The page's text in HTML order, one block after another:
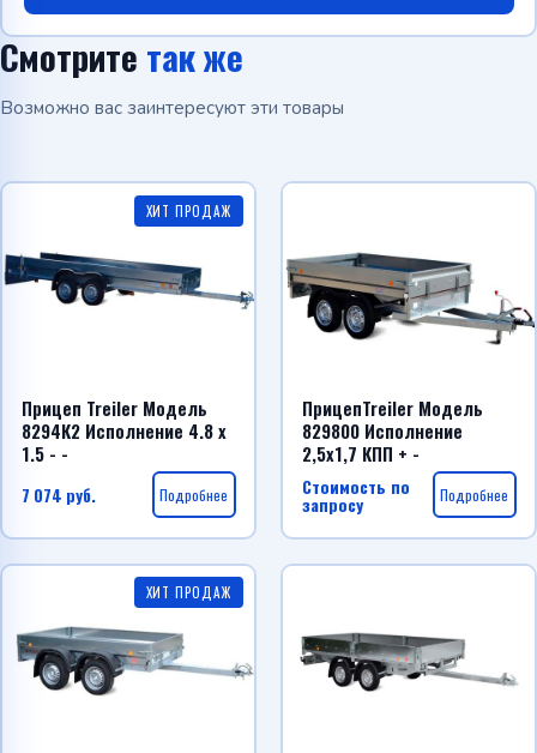
Смотрите так же
Возможно вас заинтересуют эти товары
ХИТ ПРОДАЖ
Прицеп Treiler Модель
8294К2 Исполнение 4.8 x
1.5 - -
7 074 руб. Подробнее
ПрицепTreiler Модель
829800 Исполнение
2,5х1,7 КПП + -
Стоимость по
запросу Подробнее
ХИТ ПРОДАЖ